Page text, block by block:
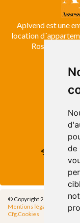
de
Apivend est une
location
Roses,
Suivez-
© Copyright 2014 - Apivend
Mentions légales
Cfg.Cookies